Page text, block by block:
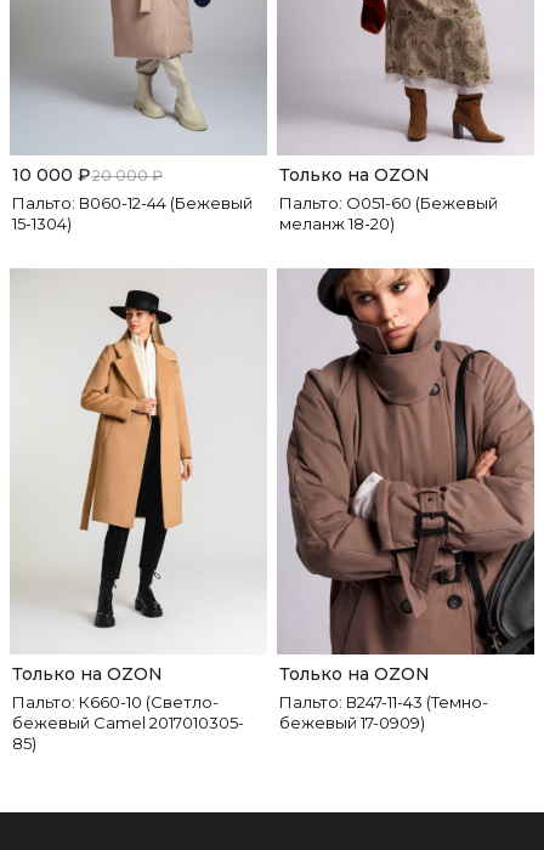
Пальто: В060-12-44 (Бежевый
15-1304)
10 000 ₽20 000₽
Пальто: О051-60 (Бежевый
меланж 18-20)
Только на OZON
Пальто: К660-10 (Светло-
бежевый Camel 2017010305-
85)
Только на OZON
Пальто: В247-11-43 (Темно-
бежевый 17-0909)
Только на OZON